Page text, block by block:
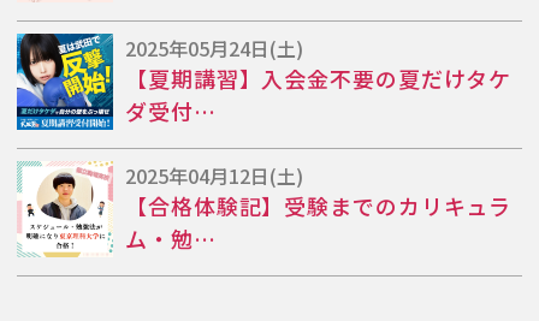
2025年05月24日(土)
【夏期講習】入会金不要の夏だけタケ
ダ受付…
2025年04月12日(土)
【合格体験記】受験までのカリキュラ
ム・勉…